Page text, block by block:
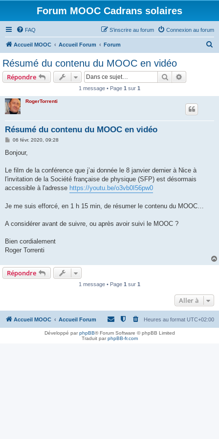
Forum MOOC Cadrans solaires
FAQ Connexion au forum
S’inscrire au forum
Accueil MOOC Accueil Forum Forum
Résumé du contenu du MOOC en vidéo
Répondre Rechercher
1 message • Page 1 sur 1
RogerTorrenti
Résumé du contenu du MOOC en vidéo
M
s
g
06 févr. 2020, 09:28
Bonjour,
Le film de la conférence que j’ai donnée le 8 janvier dernier à Nice à
l'invitation de la Société française de physique (SFP) est désormais
accessible à l'adresse https://youtu.be/o3vb0I56pw0
Je me suis efforcé, en 1 h 15 min, de résumer le contenu du MOOC…
A considérer avant de suivre, ou après avoir suivi le MOOC ?
Bien cordialement
Roger Torrenti
Répondre
1 message • Page 1 sur 1
Aller à
Accueil MOOC Accueil Forum Heures au format UTC+02:00
Développé parphpBB® Forum Software © phpBB Limited
Traduit parphpBB-fr.com